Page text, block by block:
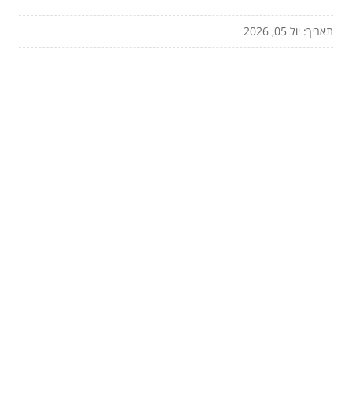
תאריך: יול 05, 2026